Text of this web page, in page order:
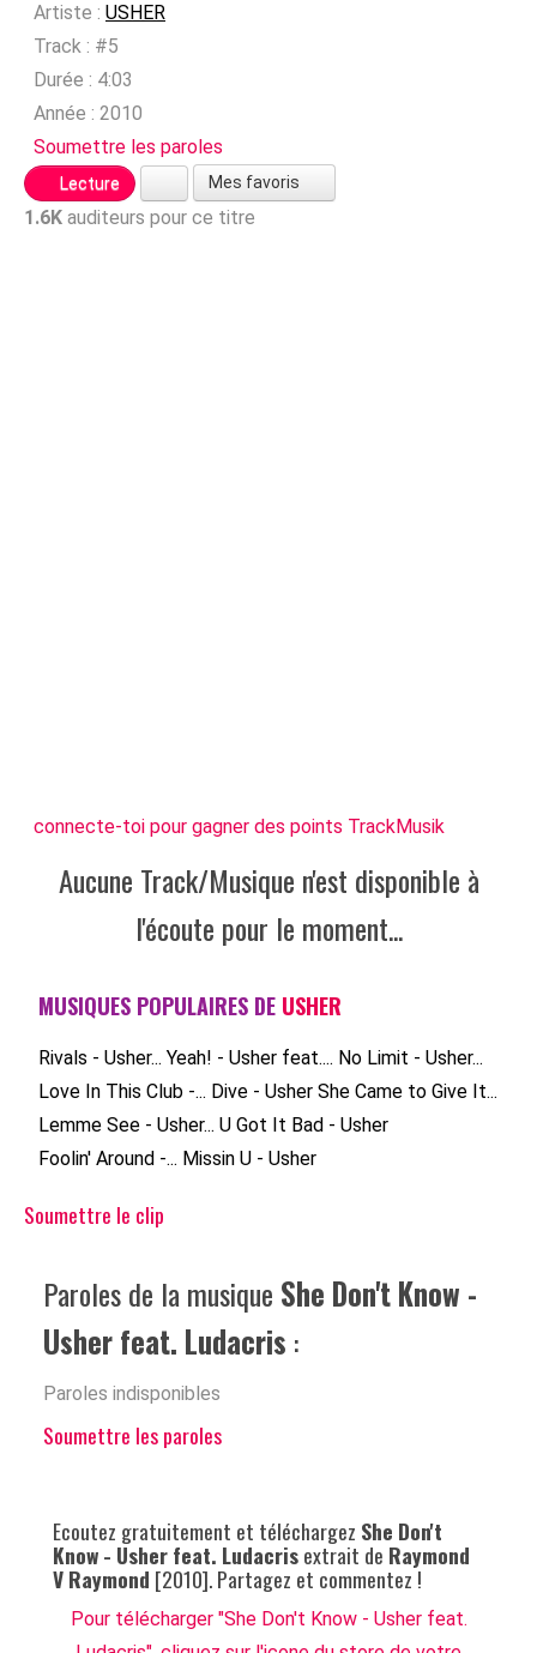
Artiste : USHER
Track : #5
Durée : 4:03
Année : 2010
Soumettre les paroles
Lecture Mes favoris
1.6K auditeurs pour ce titre
connecte-toi pour gagner des points TrackMusik
Aucune Track/Musique n'est disponible à
l'écoute pour le moment...
MUSIQUES POPULAIRES DE USHER
Rivals - Usher... Yeah! - Usher feat.... No Limit - Usher...
Love In This Club -... Dive - Usher She Came to Give It...
Lemme See - Usher... U Got It Bad - Usher
Foolin' Around -... Missin U - Usher
Soumettre le clip
Paroles de la musique She Don't Know -
Usher feat. Ludacris :
Paroles indisponibles
Soumettre les paroles
Ecoutez gratuitement et téléchargez She Don't
Know - Usher feat. Ludacrisextrait de Raymond
V Raymond [2010]. Partagez et commentez !
Pour télécharger "She Don't Know - Usher feat.